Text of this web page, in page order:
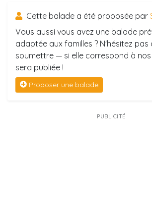
Cette balade a été proposée par
Vous aussi vous avez une balade
adaptée aux familles ? N'hésitez pas
soumettre — si elle correspond à nos
sera publiée !
Proposer une balade
PUBLICITÉ